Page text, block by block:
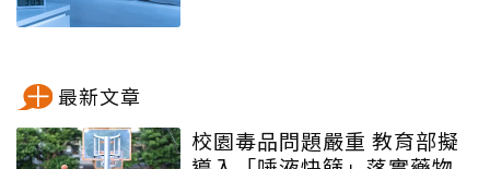
最新文章
校園毒品問題嚴重 教育部擬